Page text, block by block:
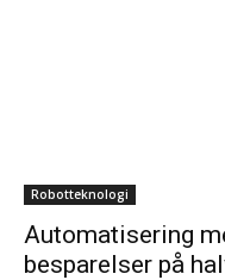
Robotteknologi
Automatisering
besparelser på